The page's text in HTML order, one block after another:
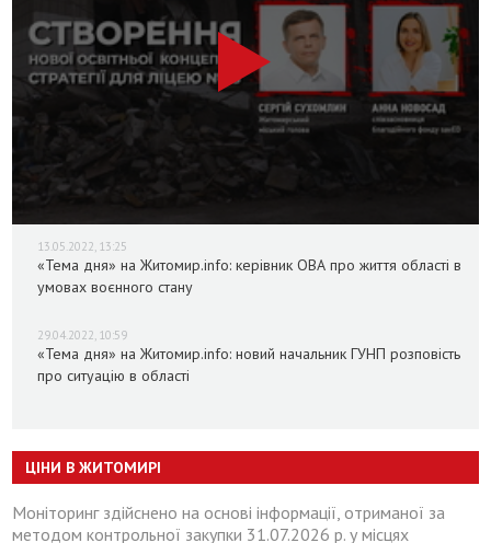
13.05.2022, 13:25
«Тема дня» на Житомир.info: керівник ОВА про життя області в
умовах воєнного стану
29.04.2022, 10:59
«Тема дня» на Житомир.info: новий начальник ГУНП розповість
про ситуацію в області
ЦІНИ В ЖИТОМИРІ
Моніторинг здійснено на основі інформації, отриманої за
методом контрольної закупки 31.07.2026 р. у місцях